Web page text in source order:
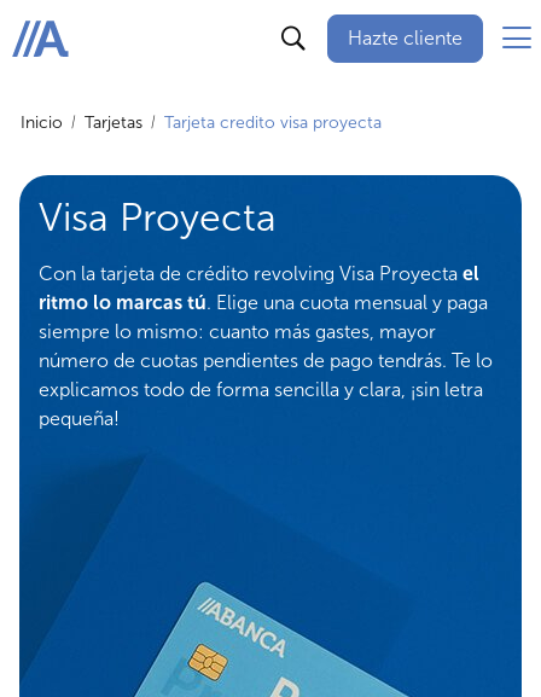
ABANCA
Hazte cliente
Inicio Tarjetas Tarjeta credito visa proyecta
Visa Proyecta
Con la tarjeta de crédito revolving Visa Proyecta el
ritmo lo marcas tú. Elige una cuota mensual y paga
siempre lo mismo: cuanto más gastes, mayor
número de cuotas pendientes de pago tendrás. Te lo
explicamos todo de forma sencilla y clara, ¡sin letra
pequeña!